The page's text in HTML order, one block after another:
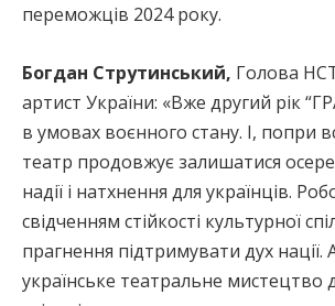
переможців 2024 року.
Богдан Струтинський, Голова
артист України: «Вже другий рік
в умовах воєнного стану. І, попри
театр продовжує залишатися
надії і натхнення для українців.
свідченням стійкості культурної
прагнення підтримувати дух нації.
українське театральне мистецтво